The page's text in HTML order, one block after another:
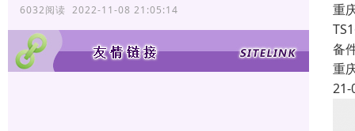
6032阅读 2022-11-08 21:05:14
重
备
重
21-